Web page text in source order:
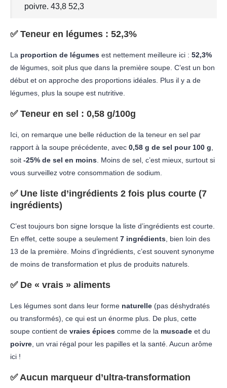
poivre. 43,8 52,3
✅ Teneur en légumes : 52,3%
La proportion de légumes est nettement meilleure ici : 52,3%
de légumes, soit plus que dans la première soupe. C’est un bon
début et on approche des proportions idéales. Plus il y a de
légumes, plus la soupe est nutritive.
✅ Teneur en sel : 0,58 g/100g
Ici, on remarque une belle réduction de la teneur en sel par
rapport à la soupe précédente, avec 0,58 g de sel pour 100 g
soit -25% de sel en moins . Moins de sel, c’est mieux, surtout si
vous surveillez votre consommation de sodium.
✅Une liste d’ingrédients 2 fois plus courte (7
ingrédients)
C’est toujours bon signe lorsque la liste d’ingrédients est courte.
En effet, cette soupe a seulement 7 ingrédients , bien loin des
13 de la première. Moins d’ingrédients, c’est souvent synonyme
de moins de transformation et plus de produits naturels.
✅ De « vrais » aliments
Les légumes sont dans leur forme naturelle (pas déshydratés
ou transformés), ce qui est un énorme plus. De plus, cette
soupe contient de vraies épices comme de la muscade et du
poivre , un vrai régal pour les papilles et la santé. Aucun arôme
ici !
✅ Aucun marqueur d’ultra-transformation